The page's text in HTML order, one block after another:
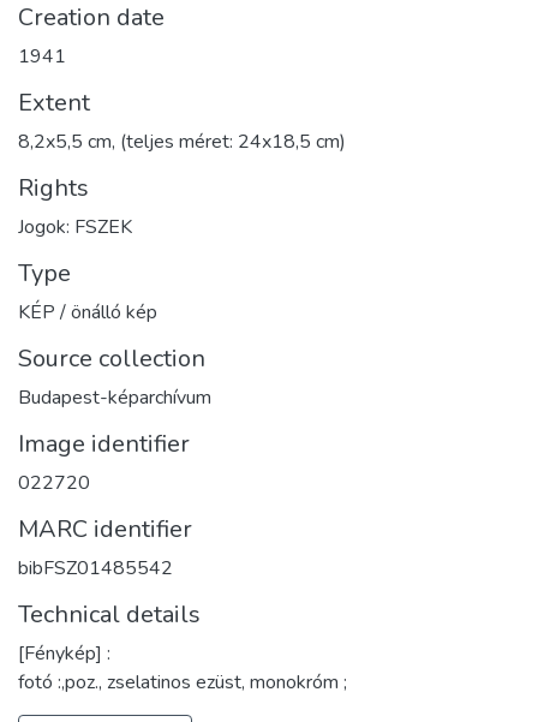
Creation date
1941
Extent
8,2x5,5 cm, (teljes méret: 24x18,5 cm)
Rights
Jogok: FSZEK
Type
KÉP / önálló kép
Source collection
Budapest-képarchívum
Image identifier
022720
MARC identifier
bibFSZ01485542
Technical details
[Fénykép] :
fotó :,poz., zselatinos ezüst, monokróm ;